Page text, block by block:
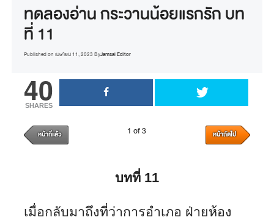
ทดลองอ่าน กระวานน้อยแรกรัก บท
ที่ 11
Published on เมษายน 11, 2023 ByJamsai Editor
40
SHARES
หน้าที่แล้ว 1 of 3 หน้าถัดไป
บทที่ 11
เมื่อกลับมาถึงที่ว่าการอำเภอ ฝ่ายห้อง